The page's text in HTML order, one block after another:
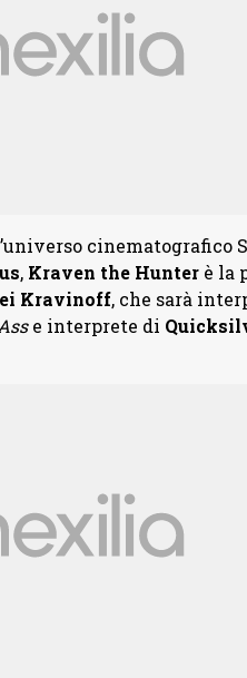
cinematografico
, Kraven the Hunterè la
Kravinoff, che sarà
e interprete di